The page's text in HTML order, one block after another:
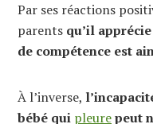
Par ses réactions
parents qu’il
de compétence est
À l’inverse,
bébé qui pleurepeut